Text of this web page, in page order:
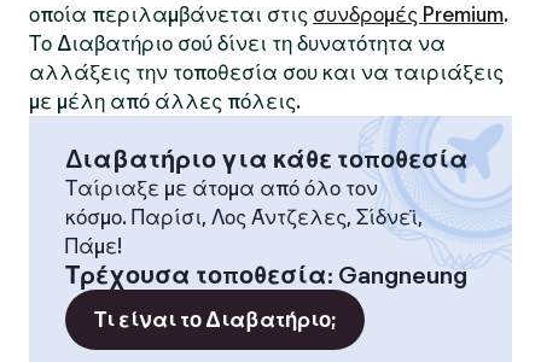
οποία περιλαμβάνεται στις συνδρομές Premium.
Το Διαβατήριο σού δίνει τη δυνατότητα να
αλλάξεις την τοποθεσία σου και να ταιριάξεις
με μέλη από άλλες πόλεις.
Διαβατήριο για κάθε τοποθεσία
Ταίριαξε με άτομα από όλο τον
κόσμο. Παρίσι, Λος Άντζελες, Σίδνεϊ,
Πάμε!
Τρέχουσα τοποθεσία: Gangneung
Τι είναι το Διαβατήριο;